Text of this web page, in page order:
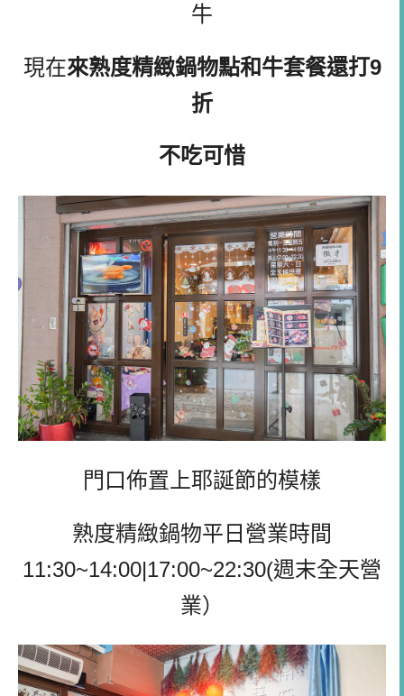
牛
現在來熟度精緻鍋物點和牛套餐還打9
折
不吃可惜
門口佈置上耶誕節的模樣
熟度精緻鍋物平日營業時間
11:30~14:00|17:00~22:30(週末全天營
業）